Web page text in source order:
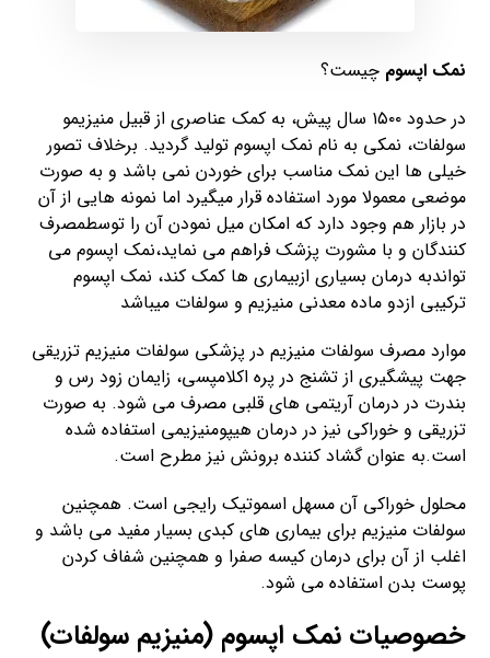
نمک اپسوم چیست؟
در حدود ۱۵۰۰ سال پیش، به کمک عناصری از قبیل منیزیمو
سولفات، نمکی به نام نمک اپسوم تولید گردید. برخلاف تصور
خیلی ها این نمک مناسب برای خوردن نمی باشد و به صورت
موضعی معمولا مورد استفاده قرار میگیرد اما نمونه هایی از آن
در بازار هم وجود دارد که امکان میل نمودن آن را توسطمصرف
کنندگان و با مشورت پزشک فراهم می نماید،نمک اپسوم می
تواندبه درمان بسیاری ازبیماری ها کمک کند، نمک اپسوم
ترکیبی ازدو ماده معدنی منیزیم و سولفات میباشد
موارد مصرف سولفات منیزیم در پزشکی سولفات منیزیم تزریقی
جهت پیشگیری از تشنج در پره اکلامپسی، زایمان زود رس و
بندرت در درمان آریتمی های قلبی مصرف می شود. به صورت
تزریقی و خوراکی نیز در درمان هیپومنیزیمی استفاده شده
است.به عنوان گشاد کننده برونش نیز مطرح است.
محلول خوراکی آن مسهل اسموتیک رایجی است. همچنین
سولفات منیزیم برای بیماری های کبدی بسیار مفید می باشد و
اغلب از آن برای درمان کیسه صفرا و همچنین شفاف کردن
پوست بدن استفاده می شود.
خصوصیات نمک اپسوم (منیزیم سولفات)